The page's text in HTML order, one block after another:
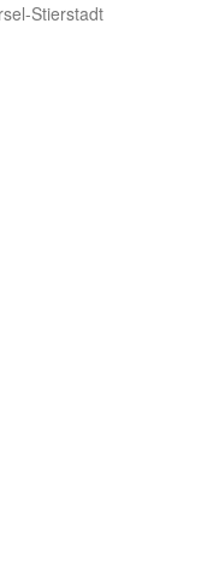
Stierstadt